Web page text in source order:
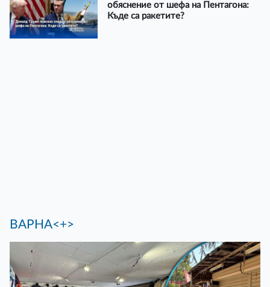
обяснение от шефа на Пентагона:
Къде са ракетите?
ВАРНА<+>